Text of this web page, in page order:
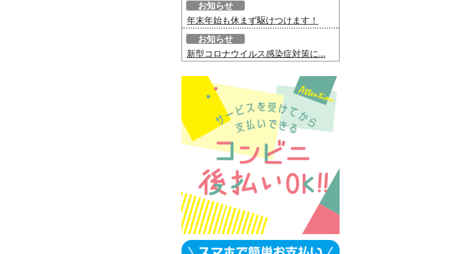
お知らせ
年末年始も休まず駆けつけます！
お知らせ
新型コロナウイルス感染症対策に...